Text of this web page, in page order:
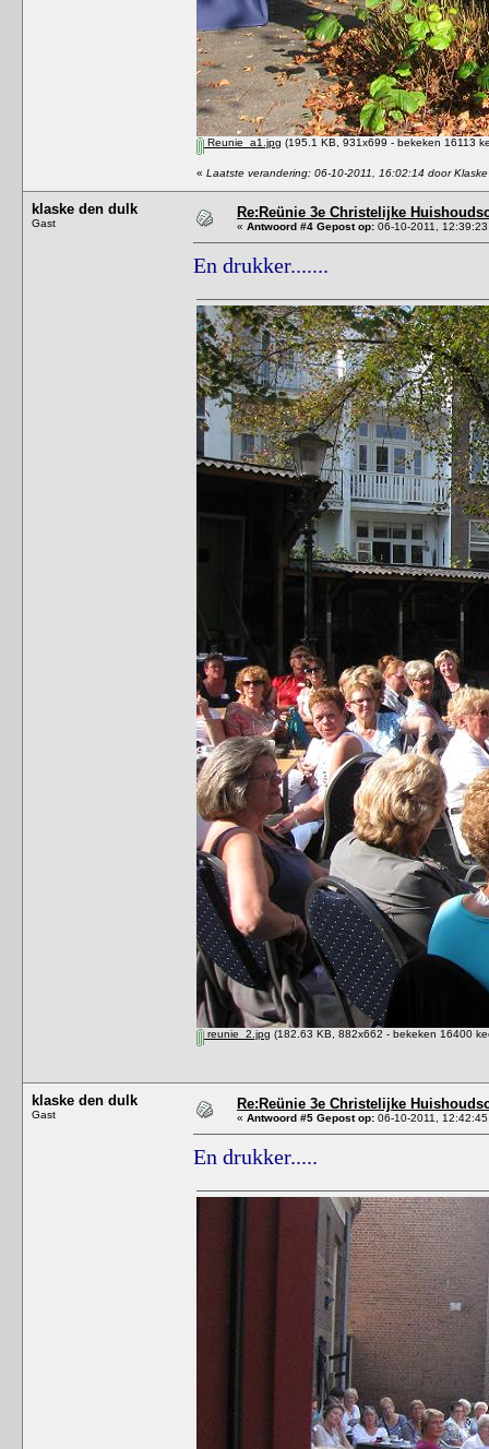
Reunie_a1.jpg (195.1 KB, 931x699 - bekeken 16113
« Laatste verandering: 06-10-2011, 16:02:14 door
klaske den dulk
Gast
Re:Reünie 3e Christelijke
« Antwoord #4 Gepost op: 06-10-2011,
En drukker.......
reunie_2.jpg (182.63 KB, 882x662 - bekeken 16400
klaske den dulk
Gast
Re:Reünie 3e Christelijke
« Antwoord #5 Gepost op: 06-10-2011,
En drukker.....